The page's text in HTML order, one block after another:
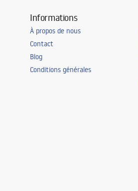
Informations
À propos de nous
Contact
Blog
Conditions générales